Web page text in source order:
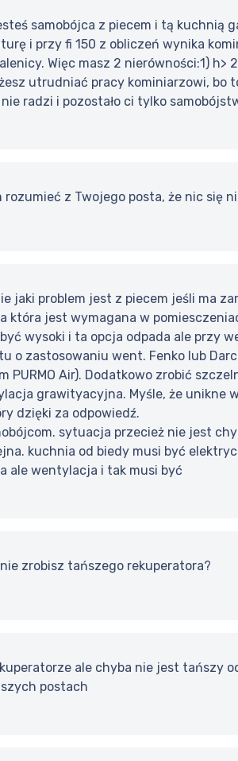
samobójca z piecem i tą kuchnią
i przy fi 150 z obliczeń wynika
Więc masz 2 nierówności:1)
utrudniać pracy kominiarzowi,
radzi i pozostało ci tylko
rozumieć z Twojego posta, że nic się
jaki problem jest z piecem jeśli ma
która jest wymagana w
być wysoki i ta opcja odpada ale przy
tu o zastosowaniu went. Fenko lub
PURMO Air). Dodatkowo zrobić
grawityacyjna. Myśle, że unikne
dzięki za odpowiedź.
sytuacja przecież nie jest
kuchnia od biedy musi być
ale wentylacja i tak musi być
zrobisz tańszego rekuperatora?
ale chyba nie jest tańszy
postach